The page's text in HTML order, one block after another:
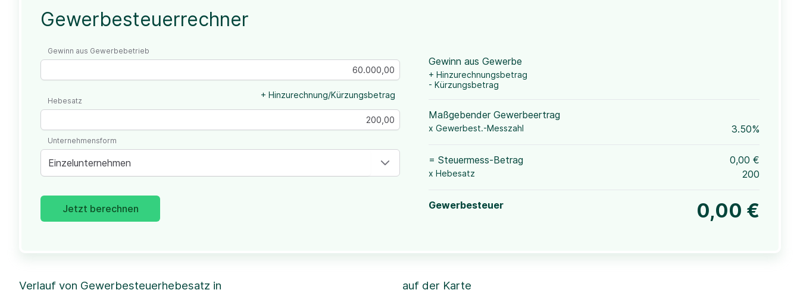
Gewerbesteuerrechner
Gewinn aus Gewerbebetrieb
+ Hinzurechnung/Kürzungsbetrag
Hebesatz
Einzelunternehmen
Unternehmensform
Jetzt berechnen
Gewinn aus Gewerbe
+ Hinzurechnungsbetrag
- Kürzungsbetrag
Maßgebender Gewerbeertrag
x Gewerbest.-Messzahl 3.50%
= Steuermess-Betrag 0,00 €
x Hebesatz 200
Gewerbesteuer 0,00 €
Verlauf von Gewerbesteuerhebesatz in auf der Karte